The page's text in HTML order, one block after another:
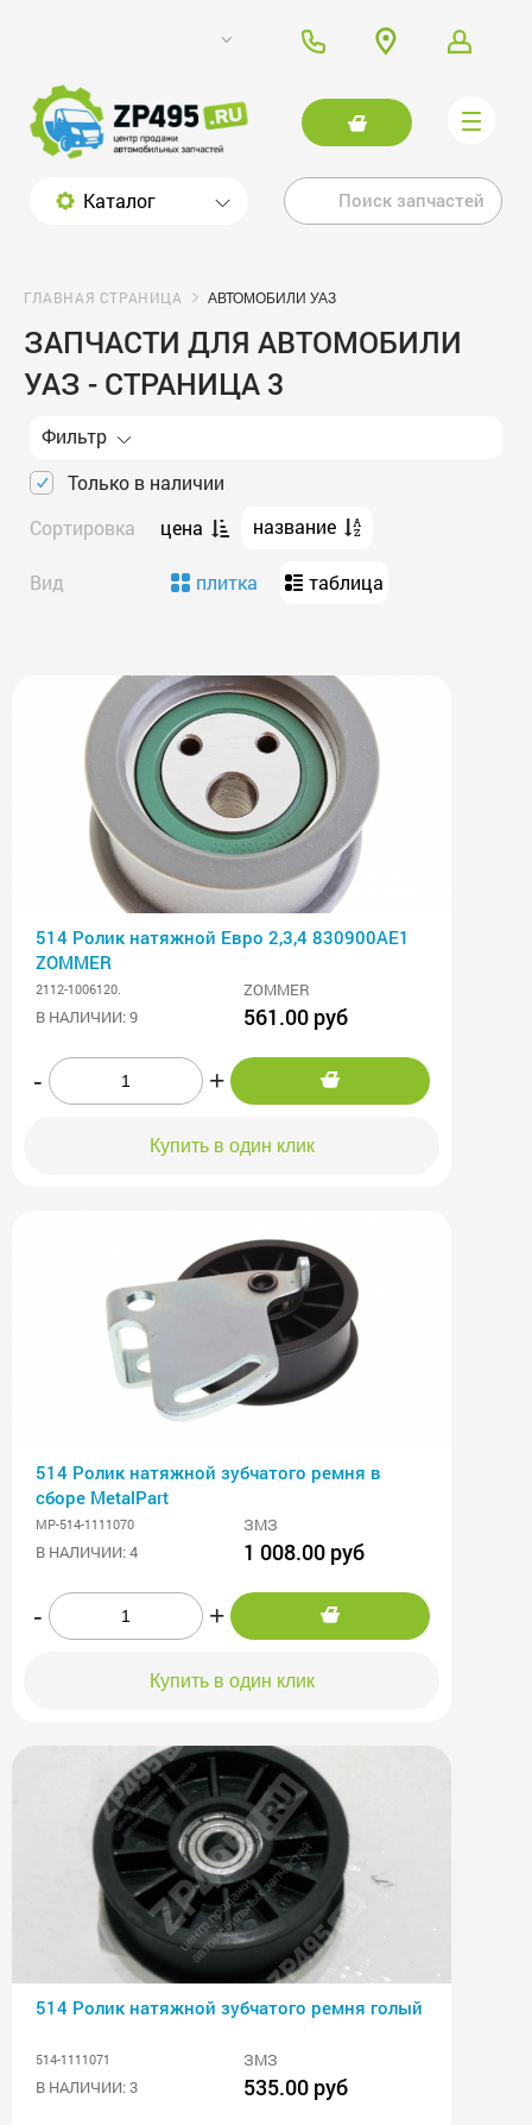
Каталог
ГЛАВНАЯ СТРАНИЦА АВТОМОБИЛИ УАЗ
ЗАПЧАСТИ ДЛЯ АВТОМОБИЛИ
УАЗ - СТРАНИЦА 3
Фильтр
Только в наличии
Сортировка
цена название
Вид плитка таблица
514 Ролик натяжной Евро 2,3,4 830900АЕ1
ZOMMER
2112-1006120.
ZOMMER
В НАЛИЧИИ: 9
561.00 руб
- +
Купить в один клик
514 Ролик натяжной зубчатого ремня в
сборе MetalPart
MP-514-1111070
ЗМЗ
В НАЛИЧИИ: 4
1 008.00 руб
- +
Купить в один клик
514 Ролик натяжной зубчатого ремня голый
514-1111071
ЗМЗ
В НАЛИЧИИ: 3
535.00 руб